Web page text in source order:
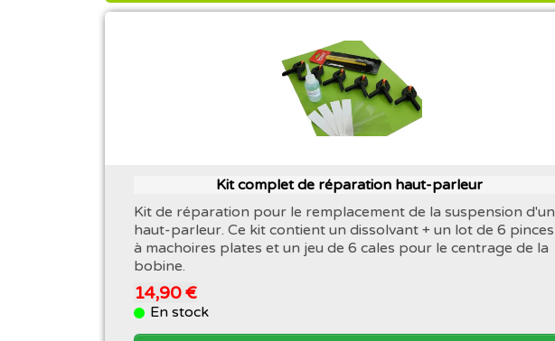
Kit complet de réparation haut-parleur
Kit de réparation pour le remplacement de la suspension d'un
haut-parleur. Ce kit contient un dissolvant + un lot de 6 pinces
à machoires plates et un jeu de 6 cales pour le centrage de la
bobine.
14,90 €
En stock